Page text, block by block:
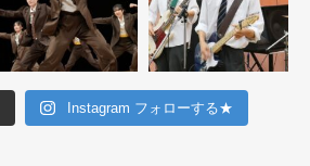
Instagram フォローする★